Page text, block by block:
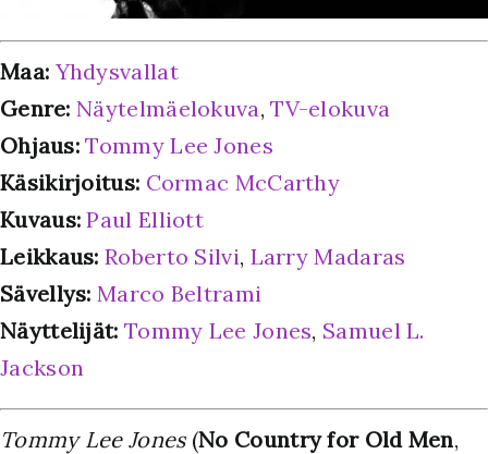
Maa: Yhdysvallat
Genre: Näytelmäelokuva,TV-elokuva
Ohjaus: Tommy Lee Jones
Käsikirjoitus: Cormac McCarthy
Kuvaus: Paul Elliott
Leikkaus: Roberto Silvi, Larry Madaras
Sävellys: Marco Beltrami
Näyttelijät: Tommy Lee Jones, Samuel L.
Jackson
Tommy Lee Jones(No Country for Old Men,